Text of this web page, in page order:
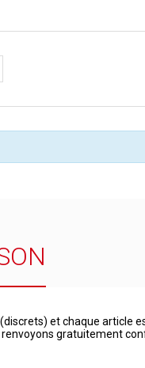
et chaque article
gratuitement